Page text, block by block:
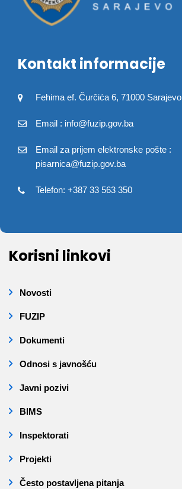
Kontakt informacije
Fehima ef. Čurčića 6, 71000 Sarajevo
Email : info@fuzip.gov.ba
Email za prijem elektronske pošte :
pisarnica@fuzip.gov.ba
Telefon: +387 33 563 350
Korisni linkovi
Novosti
FUZIP
Dokumenti
Odnosi s javnošću
Javni pozivi
BIMS
Inspektorati
Projekti
Često postavljena pitanja